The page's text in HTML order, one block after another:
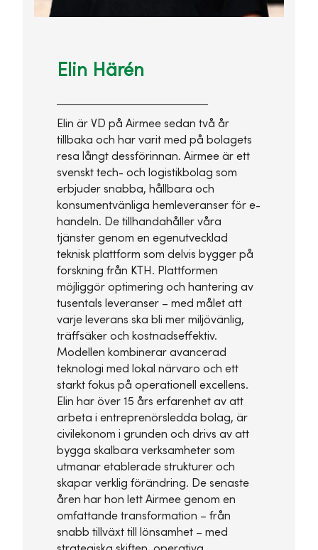
Elin Härén
Elin är VD på Airmee sedan två år
tillbaka och har varit med på bolagets
resa långt dessförinnan. Airmee är ett
svenskt tech- och logistikbolag som
erbjuder snabba, hållbara och
konsumentvänliga hemleveranser för e-
handeln. De tillhandahåller våra
tjänster genom en egenutvecklad
teknisk plattform som delvis bygger på
forskning från KTH. Plattformen
möjliggör optimering och hantering av
tusentals leveranser – med målet att
varje leverans ska bli mer miljövänlig,
träffsäker och kostnadseffektiv.
Modellen kombinerar avancerad
teknologi med lokal närvaro och ett
starkt fokus på operationell excellens.
Elin har över 15 års erfarenhet av att
arbeta i entreprenörsledda bolag, är
civilekonom i grunden och drivs av att
bygga skalbara verksamheter som
utmanar etablerade strukturer och
skapar verklig förändring. De senaste
åren har hon lett Airmee genom en
omfattande transformation – från
snabb tillväxt till lönsamhet – med